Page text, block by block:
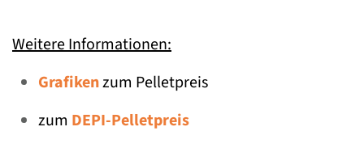
Weitere Informationen:
Grafikenzum Pelletpreis
zum DEPI-Pelletpreis